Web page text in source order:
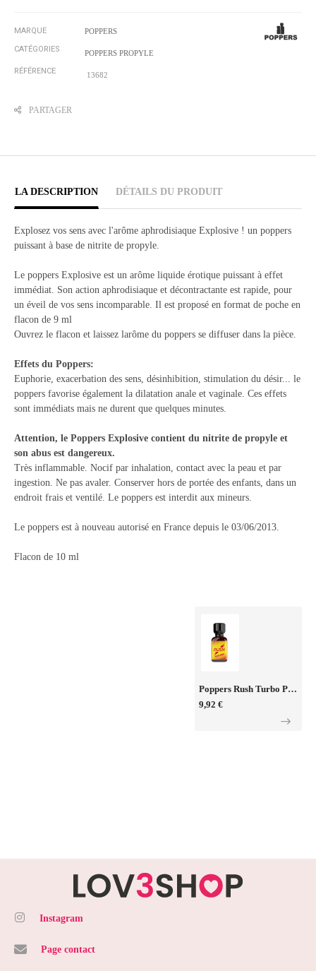
MARQUE POPPERS
CATÉGORIES POPPERS PROPYLE
RÉFÉRENCE 13682
PARTAGER
LA DESCRIPTION DÉTAILS DU PRODUIT
Explosez vos sens avec l'arôme aphrodisiaque Explosive ! un poppers
puissant à base de nitrite de propyle.
Le poppers Explosive est un arôme liquide érotique puissant à effet
immédiat. Son action aphrodisiaque et décontractante est rapide, pour
un éveil de vos sens incomparable. Il est proposé en format de poche en
flacon de 9 ml
Ouvrez le flacon et laissez larôme du poppers se diffuser dans la pièce.
Effets du Poppers:
Euphorie, exacerbation des sens, désinhibition, stimulation du désir... le
poppers favorise également la dilatation anale et vaginale. Ces effets
sont immédiats mais ne durent que quelques minutes.
Attention, le Poppers Explosive contient du nitrite de propyle et
son abus est dangereux.
Très inflammable. Nocif par inhalation, contact avec la peau et par
ingestion. Ne pas avaler. Conserver hors de portée des enfants, dans un
endroit frais et ventilé. Le poppers est interdit aux mineurs.
Le poppers est à nouveau autorisé en France depuis le 03/06/2013.
Flacon de 10 ml
Poppers Rush Turbo Propyl 24ml
9,92 €
Instagram
Page contact